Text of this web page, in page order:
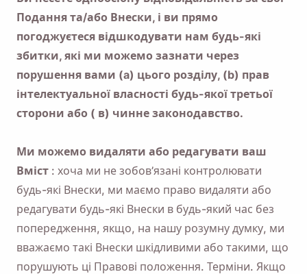
Подання та/або Внески, і ви прямо
погоджуєтеся відшкодувати нам будь-які
збитки, які ми можемо зазнати через
порушення вами (a) цього розділу, (b) прав
інтелектуальної власності будь-якої третьої
сторони або ( в) чинне законодавство.
Ми можемо видаляти або редагувати ваш
Вміст : хоча ми не зобов’язані контролювати
будь-які Внески, ми маємо право видаляти або
редагувати будь-які Внески в будь-який час без
попередження, якщо, на нашу розумну думку, ми
вважаємо такі Внески шкідливими або такими, що
порушують ці Правові положення. Терміни. Якщо
Email
Відмічаючи цю опцію, ви погоджуєтеся з нашою
Політикою конфіденційності.